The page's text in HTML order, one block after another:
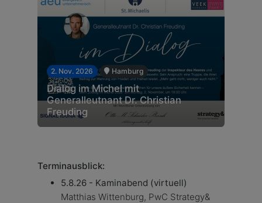
2. Nov. 2026 Hamburg
Dialog im Michel mit
Generalleutnant Dr. Christian
Freuding
Terminausblick:
5.8.26 - Kaminabend (virtuell)
Matthias Wittenburg, PwC Strategy&